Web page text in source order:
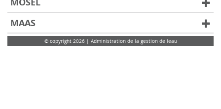
MAAS
© copyright 2026 | Administration de la gestion de leau